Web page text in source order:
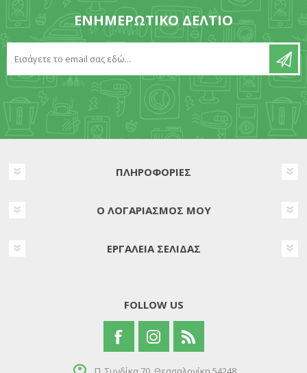
ΕΝΗΜΕΡΩΤΙΚΌ ΔΕΛΤΊΟ
ΠΛΗΡΟΦΟΡΊΕΣ
Ο ΛΟΓΑΡΙΑΣΜΌΣ ΜΟΥ
ΕΡΓΑΛΕΊΑ ΣΕΛΊΔΑΣ
FOLLOW US